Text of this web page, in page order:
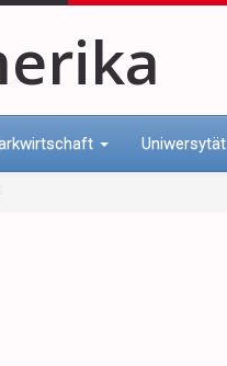
Uniwersytät